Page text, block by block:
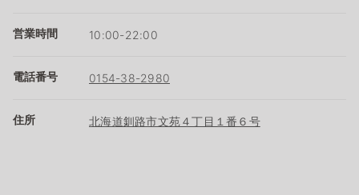
営業時間 10:00-22:00
電話番号 0154-38-2980
住所 北海道釧路市文苑４丁目１番６号